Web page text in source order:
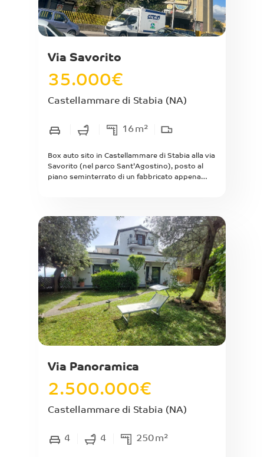
Via Savorito
35.000€
Castellammare di Stabia (NA)
16m²
Box auto sito in Castellammare di Stabia alla via
Savorito (nel parco Sant'Agostino), posto al
piano seminterrato di un fabbricato appena
con soppalco in cemento armato di altezza 1,70
mt. Finestrato. Altezza totale del locale 3,80 mt.
Al box si può accede da ben due rampe larghe e
carrabili. In buono stato interno.
Via Panoramica
2.500.000€
Castellammare di Stabia (NA)
4 4 250m²